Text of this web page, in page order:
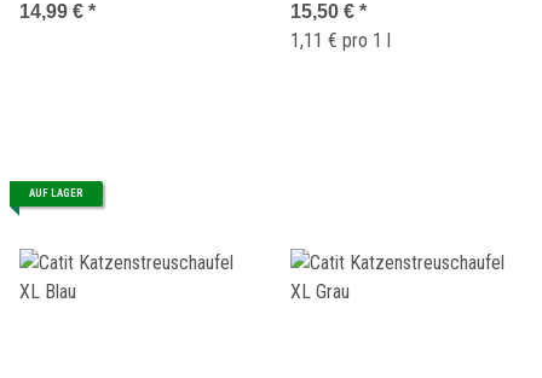
14,99 € *
Lavendel Duft 14Liter
15,50 € *
1,11 € pro 1 l
AUF LAGER